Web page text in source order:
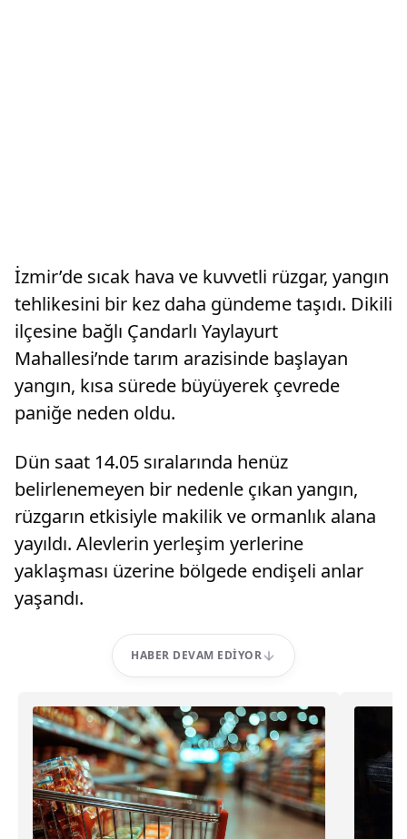
İzmir’de sıcak hava ve kuvvetli rüzgar, yangın
tehlikesini bir kez daha gündeme taşıdı. Dikili
ilçesine bağlı Çandarlı Yaylayurt
Mahallesi’nde tarım arazisinde başlayan
yangın, kısa sürede büyüyerek çevrede
paniğe neden oldu.
Dün saat 14.05 sıralarında henüz
belirlenemeyen bir nedenle çıkan yangın,
rüzgarın etkisiyle makilik ve ormanlık alana
yayıldı. Alevlerin yerleşim yerlerine
yaklaşması üzerine bölgede endişeli anlar
yaşandı.
HABER DEVAM EDIYOR